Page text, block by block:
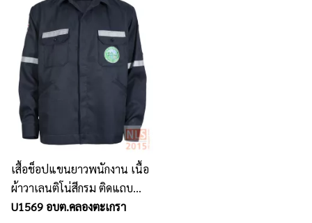
เสื้อช็อปแขนยาวพนักงาน เนื้อ
ผ้าวาเลนติโน่สีกรม ติดแถบ
สะท้อนแสง
U1569 อบต.คลองตะเกรา